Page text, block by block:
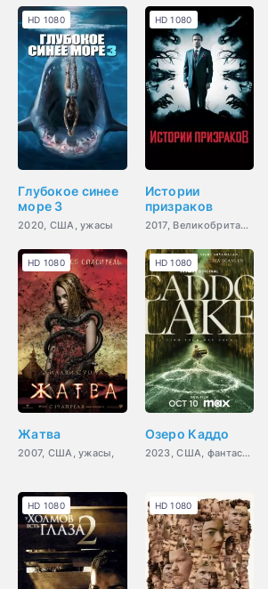
Глубокое синее
море 3
2020, США, ужасы
HD 1080
Истории
призраков
2017, Великобритания, драма,
HD 1080
Жатва
2007, США, ужасы,
HD 1080
Озеро Каддо
2023, США, фантастика
HD 1080
HD 1080 HD 1080